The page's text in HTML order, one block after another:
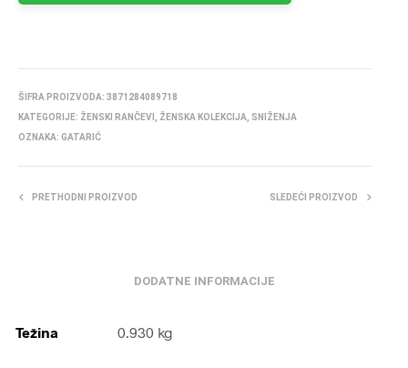
ŠIFRA PROIZVODA: 3871284089718
KATEGORIJE: ŽENSKI RANČEVI ŽENSKA KOLEKCIJA
SNIŽENJA
OZNAKA: GATARIĆ
PRETHODNI PROIZVOD SLEDEĆI PROIZVOD
DODATNE INFORMACIJE
Težina 0.930 kg